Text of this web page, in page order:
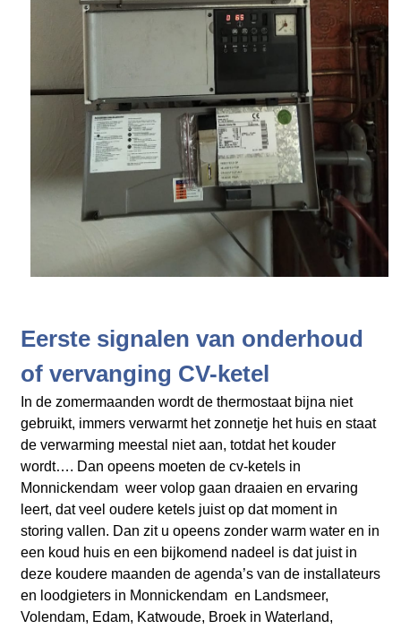
Eerste signalen van onderhoud
of vervanging CV-ketel
In de zomermaanden wordt de thermostaat bijna niet
gebruikt, immers verwarmt het zonnetje het huis en staat
de verwarming meestal niet aan, totdat het kouder
wordt…. Dan opeens moeten de cv-ketels in
Monnickendam weer volop gaan draaien en ervaring
leert, dat veel oudere ketels juist op dat moment in
storing vallen. Dan zit u opeens zonder warm water en in
een koud huis en een bijkomend nadeel is dat juist in
deze koudere maanden de agenda’s van de installateurs
en loodgieters in Monnickendam en Landsmeer,
Volendam, Edam, Katwoude, Broek in Waterland,